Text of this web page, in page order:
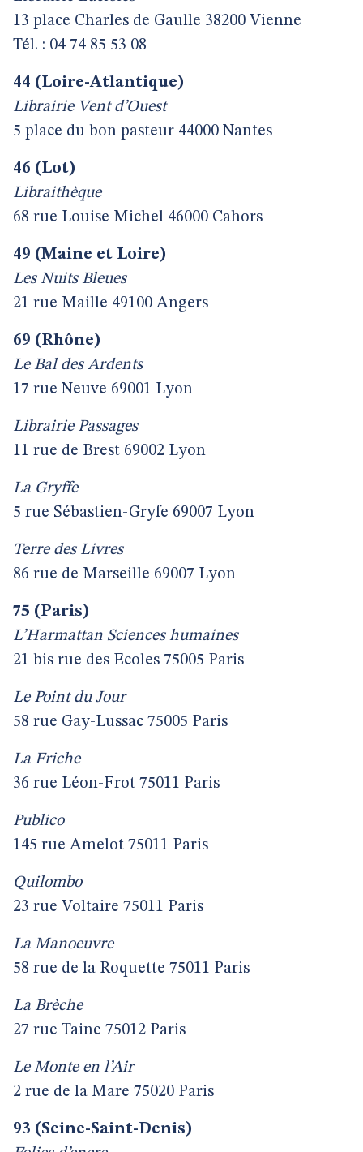
13 place Charles de Gaulle 38200 Vienne
Tél. : 04 74 85 53 08
44 (Loire-Atlantique)
Librairie Vent d’Ouest
5 place du bon pasteur 44000 Nantes
46 (Lot)
Libraithèque
68 rue Louise Michel 46000 Cahors
49 (Maine et Loire)
Les Nuits Bleues
21 rue Maille 49100 Angers
69 (Rhône)
Le Bal des Ardents
17 rue Neuve 69001 Lyon
Librairie Passages
11 rue de Brest 69002 Lyon
La Gryffe
5 rue Sébastien-Gryfe 69007 Lyon
Terre des Livres
86 rue de Marseille 69007 Lyon
75 (Paris)
L’Harmattan Sciences humaines
21 bis rue des Ecoles 75005 Paris
Le Point du Jour
58 rue Gay-Lussac 75005 Paris
La Friche
36 rue Léon-Frot 75011 Paris
Publico
145 rue Amelot 75011 Paris
Quilombo
23 rue Voltaire 75011 Paris
La Manoeuvre
58 rue de la Roquette 75011 Paris
La Brèche
27 rue Taine 75012 Paris
Le Monte en l’Air
2 rue de la Mare 75020 Paris
93 (Seine-Saint-Denis)